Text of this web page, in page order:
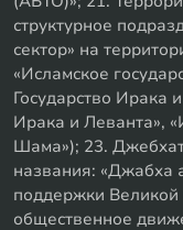
структурное
сектор» на
«Исламское
Государство Ирака
Ирака и Леванта»,
Шама»); 23.
названия:
поддержки Великой
общественное